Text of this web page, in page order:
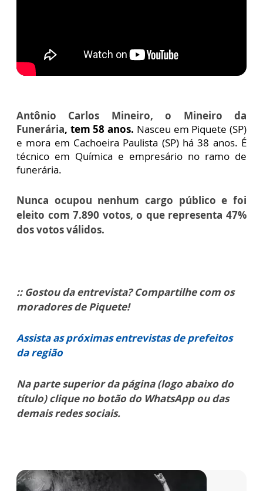
Antônio Carlos Mineiro, o Mineiro da
Funerária, tem 58 anos. Nasceu em Piquete (SP)
e mora em Cachoeira Paulista (SP) há 38 anos. É
técnico em Química e empresário no ramo de
funerária.
Nunca ocupou nenhum cargo público e foi
eleito com 7.890 votos, o que representa 47%
dos votos válidos.
:: Gostou da entrevista? Compartilhe com os
moradores de Piquete!
Assista as próximas entrevistas de prefeitos
da região
Na parte superior da página (logo abaixo do
título) clique no botão do WhatsApp ou das
demais redes sociais.